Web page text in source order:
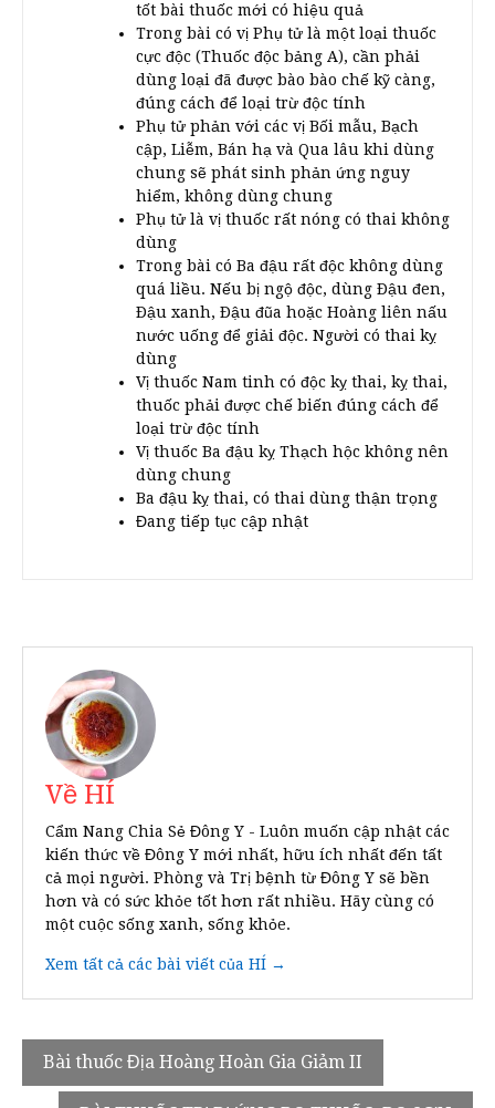
tốt bài thuốc mới có hiệu quả
Trong bài có vị Phụ tử là một loại thuốc
cực độc (Thuốc độc bảng A), cần phải
dùng loại đã được bào bào chế kỹ càng,
đúng cách để loại trừ độc tính
Phụ tử phản với các vị Bối mẫu, Bạch
cập, Liễm, Bán hạ và Qua lâu khi dùng
chung sẽ phát sinh phản ứng nguy
hiểm, không dùng chung
Phụ tử là vị thuốc rất nóng có thai không
dùng
Trong bài có Ba đậu rất độc không dùng
quá liều. Nếu bị ngộ độc, dùng Ðậu đen,
Ðậu xanh, Ðậu đũa hoặc Hoàng liên nấu
nước uống để giải độc. Người có thai kỵ
dùng
Vị thuốc Nam tinh có độc kỵ thai, kỵ thai,
thuốc phải được chế biến đúng cách để
loại trừ độc tính
Vị thuốc Ba đậu kỵ Thạch hộc không nên
dùng chung
Ba đậu kỵ thai, có thai dùng thận trọng
Đang tiếp tục cập nhật
Về HÍ
Cẩm Nang Chia Sẻ Đông Y - Luôn muốn cập nhật các
kiến thức về Đông Y mới nhất, hữu ích nhất đến tất
cả mọi người. Phòng và Trị bệnh từ Đông Y sẽ bền
hơn và có sức khỏe tốt hơn rất nhiều. Hãy cùng có
một cuộc sống xanh, sống khỏe.
Xem tất cả các bài viết của HÍ →
Điều
hướng
Bài thuốc Địa Hoàng Hoàn Gia Giảm II